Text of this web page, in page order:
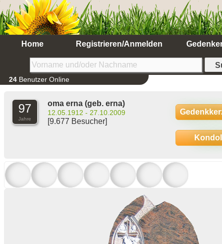
Home Registrieren/Anmelden
24 Benutzer Online
97
Jahre
oma erna (geb. erna)
12.05.1912 - 27.10.2009
[9.677 Besucher]